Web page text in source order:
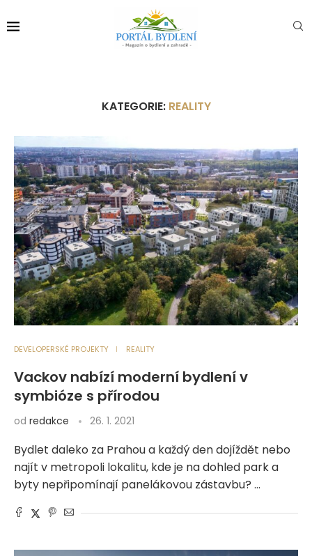
KATEGORIE: REALITY
DEVELOPERSKÉ PROJEKTY REALITY
Vackov nabízí moderní bydlení v
symbióze s přírodou
od redakce 26. 1. 2021
Bydlet daleko za Prahou a každý den dojíždět nebo
najít v metropoli lokalitu, kde je na dohled park a
byty nepřipomínají panelákovou zástavbu? …